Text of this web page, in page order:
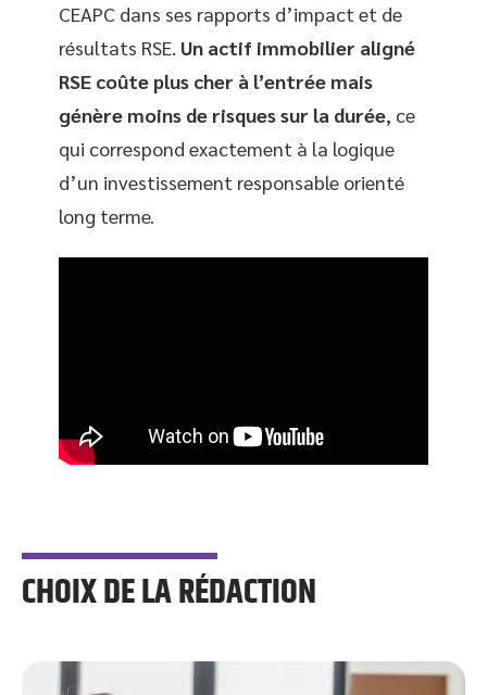
CEAPC dans ses rapports d’impact et de
résultats RSE. Un actif immobilier aligné
RSE coûte plus cher à l’entrée mais
génère moins de risques sur la durée, ce
qui correspond exactement à la logique
d’un investissement responsable orienté
long terme.
CHOIX DE LA RÉDACTION